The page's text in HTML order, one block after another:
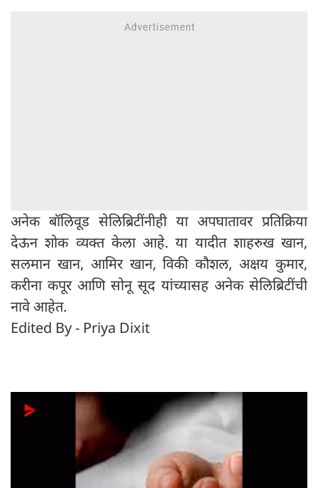
अनेक बॉलिवूड सेलिब्रिटींनीही या अपघातावर प्रतिक्रिया
देऊन शोक व्यक्त केला आहे. या यादीत शाहरुख खान,
सलमान खान, आमिर खान, विकी कौशल, अक्षय कुमार,
करीना कपूर आणि सोनू सूद यांच्यासह अनेक सेलिब्रिटींची
नावे आहेत.
Edited By - Priya Dixit